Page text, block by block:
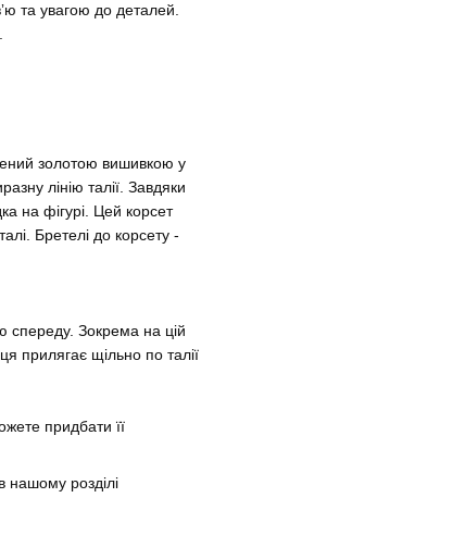
та увагою до деталей.
золотою вишивкою у
лінію талії. Завдяки
на фігурі. Цей корсет
Бретелі до корсету -
спереду. Зокрема на цій
прилягає щільно по талії
придбати її
нашому розділі